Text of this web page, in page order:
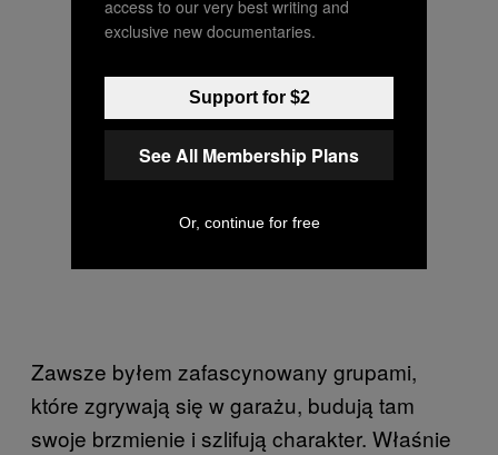
Zawsze byłem zafascynowany grupami,
które zgrywają się w garażu, budują tam
swoje brzmienie i szlifują charakter. Właśnie
access to our very best writing and
exclusive new documentaries.
Support for $2
See All Membership Plans
Or, continue for free